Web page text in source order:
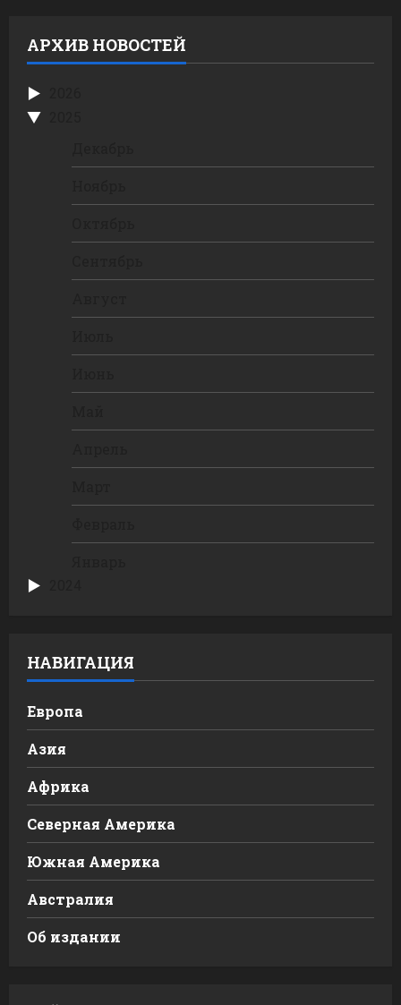
АРХИВ НОВОСТЕЙ
НАВИГАЦИЯ
Европа
Азия
Африка
Северная Америка
Южная Америка
Австралия
Об издании